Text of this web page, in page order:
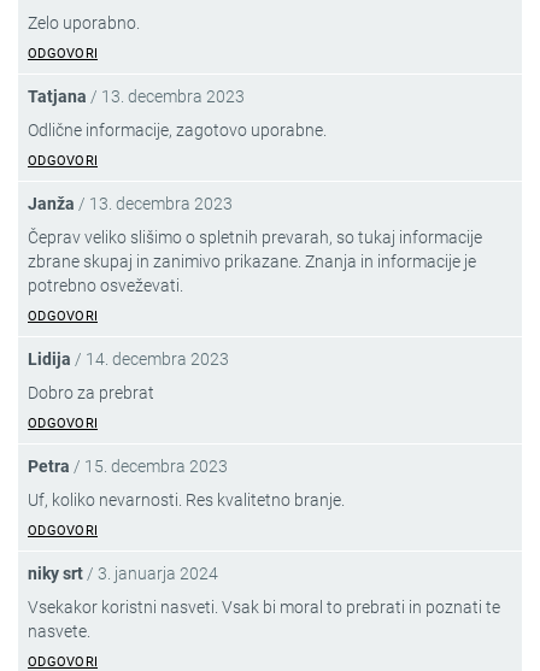
Zelo uporabno.
ODGOVORI
Tatjana / 13. decembra 2023
Odlične informacije, zagotovo uporabne.
ODGOVORI
Janža / 13. decembra 2023
Čeprav veliko slišimo o spletnih prevarah, so tukaj informacije
zbrane skupaj in zanimivo prikazane. Znanja in informacije je
potrebno osveževati.
ODGOVORI
Lidija / 14. decembra 2023
Dobro za prebrat
ODGOVORI
Petra / 15. decembra 2023
Uf, koliko nevarnosti. Res kvalitetno branje.
ODGOVORI
niky srt / 3. januarja 2024
Vsekakor koristni nasveti. Vsak bi moral to prebrati in poznati te
nasvete.
ODGOVORI